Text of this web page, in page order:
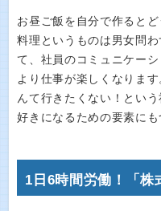
お昼ご飯を自分で作るとど
料理というものは男女問
て、社員のコミュニケー
より仕事が楽しくなりま
んて行きたくない！とい
好きになるための要素にも
1日6時間労働！「株